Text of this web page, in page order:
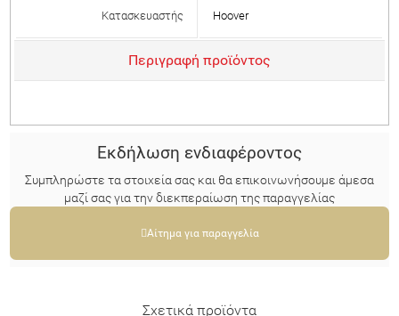
Κατασκευαστής Hoover
Περιγραφή προϊόντος
Eκδήλωση ενδιαφέροντος
Συμπληρώστε τα στοιχεία σας και θα επικοινωνήσουμε άμεσα
μαζί σας για την διεκπεραίωση της παραγγελίας
Αίτημα για παραγγελία
Σχετικά προϊόντα